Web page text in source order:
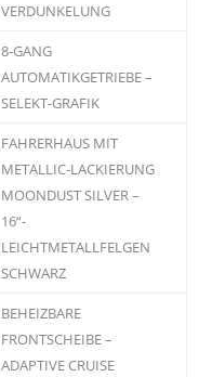
VERDUNKELUNG
8-GANG
AUTOMATIKGETRIEBE –
SELEKT-GRAFIK
FAHRERHAUS MIT
METALLIC-LACKIERUNG
MOONDUST SILVER –
16“-
LEICHTMETALLFELGEN
SCHWARZ
BEHEIZBARE
FRONTSCHEIBE –
ADAPTIVE CRUISE